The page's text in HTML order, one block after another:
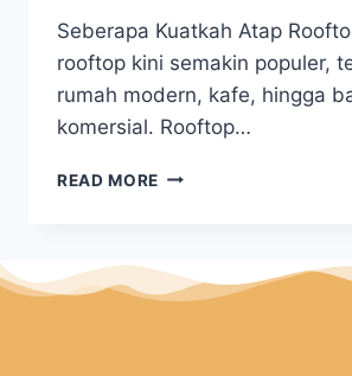
Seberapa Kuatkah Atap
rooftop kini semakin populer,
rumah modern, kafe, hingga
komersial. Rooftop…
READ MORE